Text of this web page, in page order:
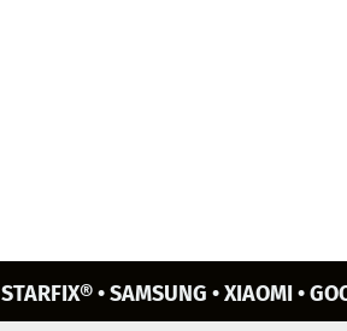
STARFIX® • SAMSUNG • XIAOMI •